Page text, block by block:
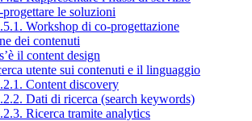
le soluzioni
Workshop di co-progettazione
dei contenuti
il content design
utente sui contenuti e il linguaggio
Content discovery
Dati di ricerca (search keywords)
Ricerca tramite analytics